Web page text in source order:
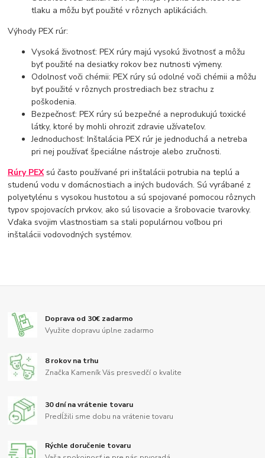
tlaku a môžu byť použité v rôznych aplikáciách.
Výhody PEX rúr:
Vysoká životnosť: PEX rúry majú vysokú životnosť a môžu
byť použité na desiatky rokov bez nutnosti výmeny.
Odolnosť voči chémii: PEX rúry sú odolné voči chémii a môžu
byť použité v rôznych prostrediach bez strachu z
poškodenia.
Bezpečnosť: PEX rúry sú bezpečné a neprodukujú toxické
látky, ktoré by mohli ohroziť zdravie užívateľov.
Jednoduchosť: Inštalácia PEX rúr je jednoduchá a netreba
pri nej používať špeciálne nástroje alebo zručnosti.
Rúry PEXsú často používané pri inštalácii potrubia na teplú a
studenú vodu v domácnostiach a iných budovách. Sú vyrábané z
polyetylénu s vysokou hustotou a sú spojované pomocou rôznych
typov spojovacích prvkov, ako sú lisovacie a šrobovacie tvarovky.
Vďaka svojim vlastnostiam sa stali populárnou voľbou pri
inštalácii vodovodných systémov.
Doprava od 30€ zadarmo
Využite dopravu úplne zadarmo
8 rokov na trhu
Značka Kameník Vás presvedčí o kvalite
30 dní na vrátenie tovaru
Predĺžili sme dobu na vrátenie tovaru
Rýchle doručenie tovaru